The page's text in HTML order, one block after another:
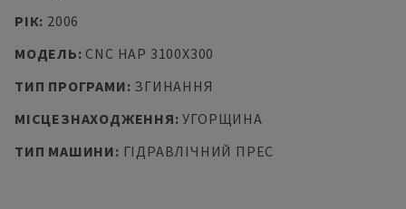
РІК: 2006
МОДЕЛЬ: CNC HAP 3100X300
ТИП ПРОГРАМИ: ЗГИНАННЯ
МІСЦЕЗНАХОДЖЕННЯ:УГОРЩИНА
ТИП МАШИНИ: ГІДРАВЛІЧНИЙ ПРЕС